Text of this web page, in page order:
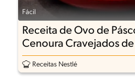
Fácil
Receita de Ovo de
Cenoura Cravejados
Receitas Nestlé